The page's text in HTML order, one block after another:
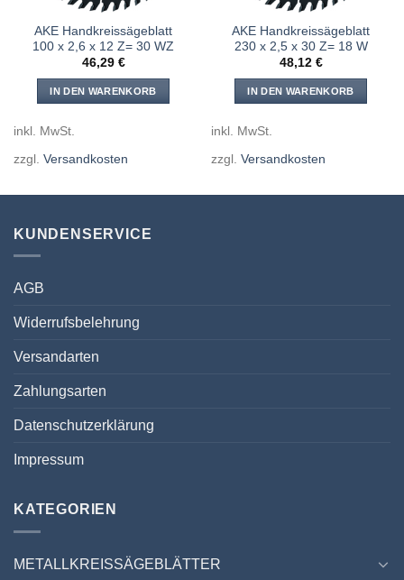
AKE Handkreissägeblatt
100 x 2,6 x 12 Z= 30 WZ
46,29 €
IN DEN WARENKORB
inkl. MwSt.
zzgl. Versandkosten
AKE Handkreissägeblatt
230 x 2,5 x 30 Z= 18 W
48,12 €
IN DEN WARENKORB
inkl. MwSt.
zzgl. Versandkosten
KUNDENSERVICE
AGB
Widerrufsbelehrung
Versandarten
Zahlungsarten
Datenschutzerklärung
Impressum
KATEGORIEN
METALLKREISSÄGEBLÄTTER